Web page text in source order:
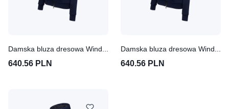
640.56 PLN 640.56 PLN